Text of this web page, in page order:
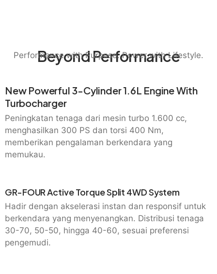
Beyond Performance
Performance with Purpose. Power with Lifestyle.
New Powerful 3-Cylinder 1.6L Engine With
Turbocharger
Peningkatan tenaga dari mesin turbo 1.600 cc,
menghasilkan 300 PS dan torsi 400 Nm,
memberikan pengalaman berkendara yang
memukau.
GR-FOUR Active Torque Split 4WD System
Hadir dengan akselerasi instan dan responsif untuk
berkendara yang menyenangkan. Distribusi tenaga
30-70, 50-50, hingga 40-60, sesuai preferensi
pengemudi.